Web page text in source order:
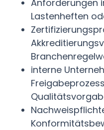
Anforderungen
Lastenheften
interne